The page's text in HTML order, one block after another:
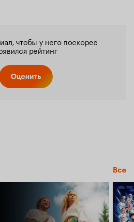
чтобы у него поскорее
рейтинг
Оценить
Все